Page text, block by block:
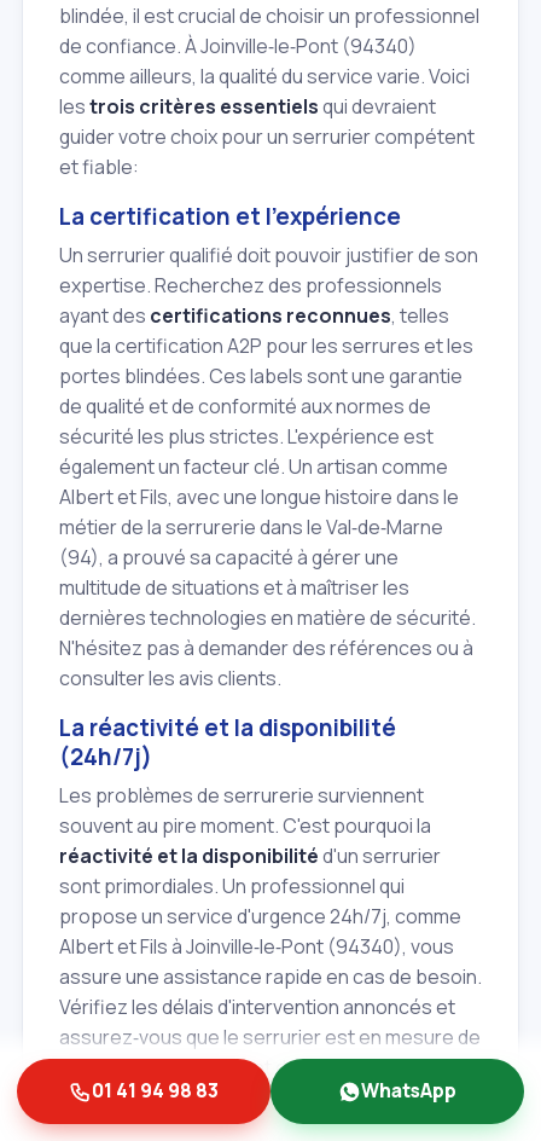
blindée, il est crucial de choisir un professionnel
de confiance. À Joinville‑le‑Pont (94340)
comme ailleurs, la qualité du service varie. Voici
lestrois critères essentielsqui devraient
guider votre choix pour un serrurier compétent
et fiable:
La certification et l'expérience
Un serrurier qualifié doit pouvoir justifier de son
expertise. Recherchez des professionnels
ayant des certifications reconnues, telles
que la certification A2P pour les serrures et les
portes blindées. Ces labels sont une garantie
de qualité et de conformité aux normes de
sécurité les plus strictes. L'expérience est
également un facteur clé. Un artisan comme
Albert et Fils, avec une longue histoire dans le
métier de la serrurerie dans le Val‑de‑Marne
(94), a prouvé sa capacité à gérer une
multitude de situations et à maîtriser les
dernières technologies en matière de sécurité.
N'hésitez pas à demander des références ou à
consulter les avis clients.
La réactivité et la disponibilité
(24h/7j)
Les problèmes de serrurerie surviennent
souvent au pire moment. C'est pourquoi la
réactivité et la disponibilitéd'un serrurier
sont primordiales. Un professionnel qui
propose un service d'urgence 24h/7j, comme
Albert et Fils à Joinville‑le‑Pont (94340), vous
assure une assistance rapide en cas de besoin.
Vérifiez les délais d'intervention annoncés et
assurez‑vous que le serrurier est en mesure de
se déplacer rapidement dans votre secteur. La
capacité à intervenir en moins d'une heure est
un atout considérable en cas de porte claquée
01 41 94 98 83 WhatsApp